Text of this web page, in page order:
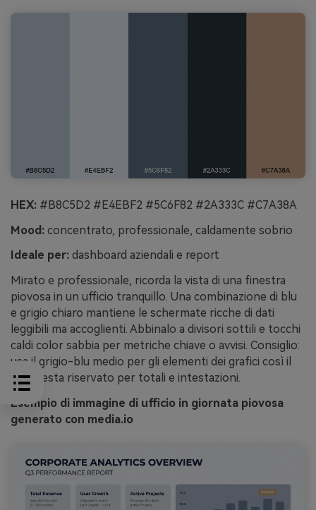
HEX: #B8C5D2 #E4EBF2 #5C6F82 #2A333C #C7A38A
Mood: concentrato, professionale, caldamente sobrio
Ideale per: dashboard aziendali e report
Mirato e professionale, ricorda la vista di una finestra
piovosa in un ufficio tranquillo. Una combinazione di blu
e grigio chiaro mantiene le schermate ricche di dati
leggibili ma accoglienti. Abbinalo a divisori sottili e tocchi
caldi color sabbia per metriche chiave o avvisi. Consiglio:
usa il grigio-blu medio per gli elementi dei grafici così il
navy resta riservato per totali e intestazioni.
Esempio di immagine di ufficio in giornata piovosa
generato con media.io